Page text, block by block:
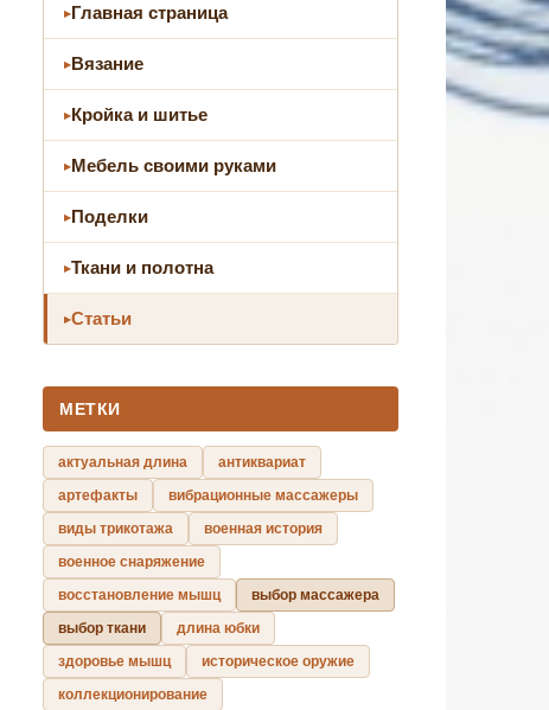
Главная страница
Вязание
Кройка и шитье
Мебель своими руками
Поделки
Ткани и полотна
Статьи
МЕТКИ
актуальная длина
антиквариат
артефакты
вибрационные массажеры
виды трикотажа
военная история
военное снаряжение
восстановление мышц
выбор массажера
выбор ткани
длина юбки
здоровье мышц
историческое оружие
коллекционирование